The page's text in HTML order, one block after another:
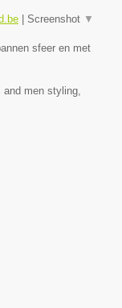
| Screenshot ▼
sfeer en met
men styling,